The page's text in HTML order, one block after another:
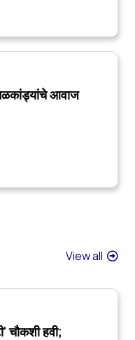
आवाज
View all
चौकशी हवी;